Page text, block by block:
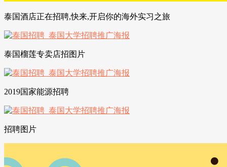
泰国酒店正在招聘,快来,开启你的海外实习之旅
泰国榴莲专卖店招图片
2019国家能源招聘
招聘图片